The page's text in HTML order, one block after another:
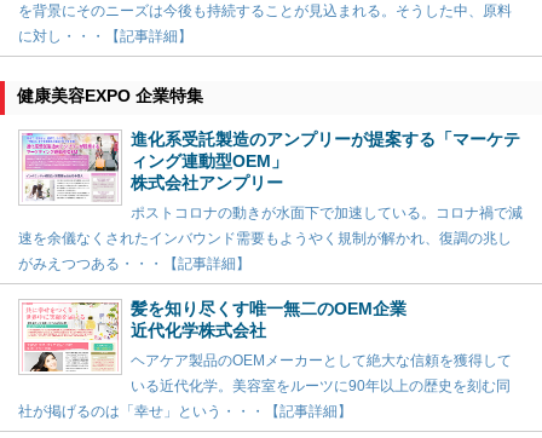
を背景にそのニーズは今後も持続することが見込まれる。そうした中、原料
に対し・・・【記事詳細】
健康美容EXPO 企業特集
進化系受託製造のアンプリーが提案する「マーケテ
ィング連動型OEM」
株式会社アンプリー
ポストコロナの動きが水面下で加速している。コロナ禍で減
速を余儀なくされたインバウンド需要もようやく規制が解かれ、復調の兆し
がみえつつある・・・【記事詳細】
髪を知り尽くす唯一無二のOEM企業
近代化学株式会社
ヘアケア製品のOEMメーカーとして絶大な信頼を獲得して
いる近代化学。美容室をルーツに90年以上の歴史を刻む同
社が掲げるのは「幸せ」という・・・【記事詳細】